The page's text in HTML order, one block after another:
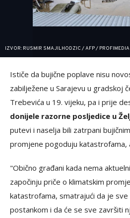
IZVOR: RUSMIR SMAJILHODZIC / AFP / PROFIMEDIA
Ističe da bujične poplave nisu
zabilježene u Sarajevu u gradskoj
Trebevića u 19. vijeku, pa i prije
donijele razorne posljedice u
putevi i naselja bili zatrpani
promjene pogoduju katastrofama,
"Obično građani kada nema
započinju priče o klimatskim
katastrofama, smatrajući da je sve
postankom i da će se sve završiti